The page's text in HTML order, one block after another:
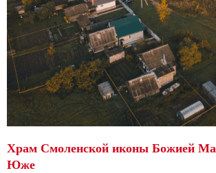
Храм Смоленской иконы Божией
Юже